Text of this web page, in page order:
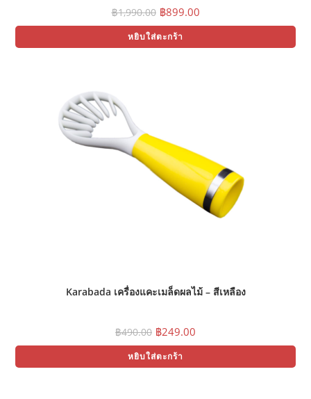
฿1,990.00 Original
price
was:
฿1,990.00.
฿899.00Current
price
฿899.00.
หยิบใส่ตะกร้า
Karabada เครื่องแคะเมล็ดผลไม้ – สีเหลือง
฿490.00 Original
price
was:
฿490.00.
฿249.00
price
฿249.00.
หยิบใส่ตะกร้า